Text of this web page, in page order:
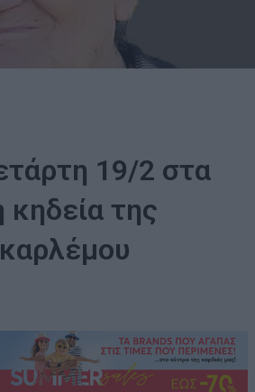
19/2 στα
κηδεία της